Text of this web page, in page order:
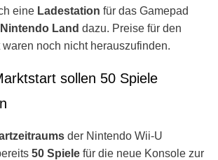
eine Ladestation für das Gamepad
Nintendo Land dazu. Preise für den
noch nicht herauszufinden.
sollen 50 Spiele
der Nintendo Wii-U
50 Spiele für die neue Konsole zur